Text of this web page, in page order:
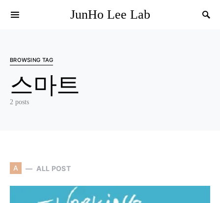
JunHo Lee Lab
BROWSING TAG
스마트
2 posts
A ALL POST